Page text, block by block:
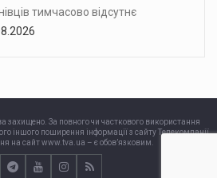
тимчасово відсутнє
захищено. За повного чи часткового використання
іншого поширення інформації з сайту Телекомпанії
на сайт www.tva.ua – є обов’язковим.